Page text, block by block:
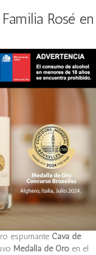
Rosé en
espumante Cava de
Medalla de Oro en el